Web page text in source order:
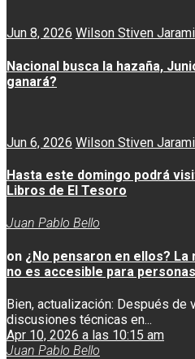
Jun 8, 2026 Wilson Stiven
Nacional busca la hazaña,
ganará?
Jun 6, 2026 Wilson Stiven
Hasta este domingo podrá
Libros de El Tesoro
Juan Pablo Bello
on ¿No pensaron en ellos? La
no es accesible para
Bien, actualización: Después de
discusiones técnicas en...
Apr 10, 2026 a las 10:15 am
Juan Pablo Bello